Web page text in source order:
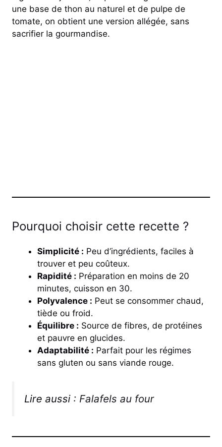
une base de thon au naturel et de pulpe de
tomate, on obtient une version allégée, sans
sacrifier la gourmandise.
Pourquoi choisir cette recette ?
Simplicité : Peu d’ingrédients, faciles à
trouver et peu coûteux.
Rapidité : Préparation en moins de 20
minutes, cuisson en 30.
Polyvalence : Peut se consommer chaud,
tiède ou froid.
Équilibre : Source de fibres, de protéines
et pauvre en glucides.
Adaptabilité : Parfait pour les régimes
sans gluten ou sans viande rouge.
Lire aussi : Falafels au four